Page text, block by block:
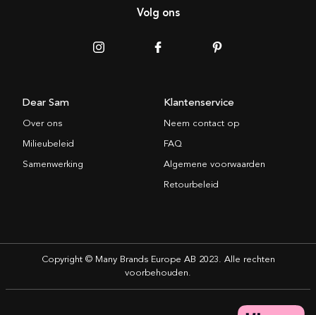
Volg ons
Dear Sam
Over ons
Milieubeleid
Samenwerking
Klantenservice
Neem contact op
FAQ
Algemene voorwaarden
Retourbeleid
Copyright © Many Brands Europe AB 2023. Alle rechten
voorbehouden.